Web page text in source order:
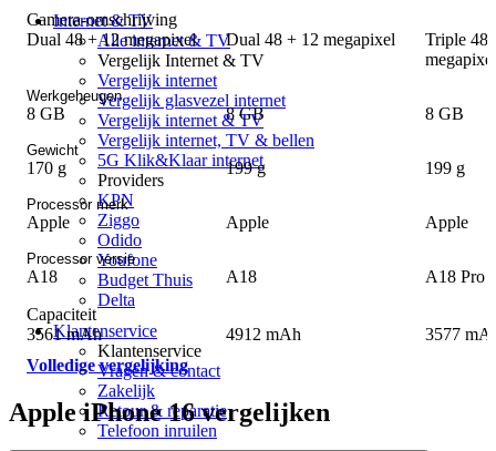
Internet & TV
Alle internet & TV
Vergelijk Internet & TV
Vergelijk internet
Vergelijk glasvezel internet
Vergelijk internet & TV
Vergelijk internet, TV & bellen
5G Klik&Klaar internet
Providers
KPN
Ziggo
Odido
Youfone
Budget Thuis
Delta
Klantenservice
Klantenservice
Vragen & contact
Zakelijk
Retour & reparatie
Telefoon inruilen
Camera-omschrijving
Dual 48 + 12 megapixel
Dual 48 + 12 megapixel
Triple 48
megapixel
Werkgeheugen
8 GB 8 GB 8 GB
Gewicht
170 g 199 g 199 g
Processor merk
Apple Apple Apple
Processor versie
A18 A18
A18 Pro
Capaciteit
3561 mAh
4912 mAh
3577
Volledige vergelijking
Apple iPhone 16 vergelijken